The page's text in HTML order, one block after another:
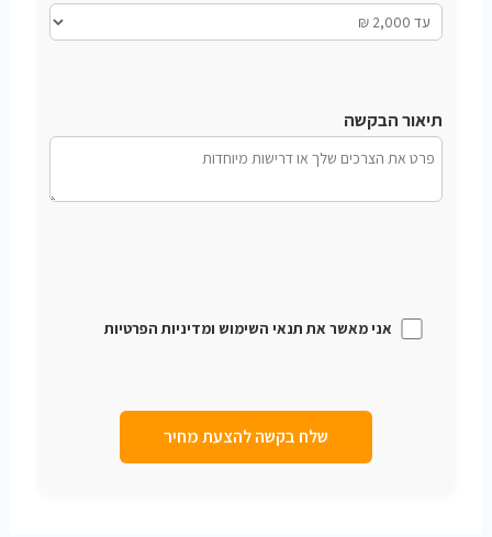
תיאור הבקשה
אני מאשר את תנאי השימוש ומדיניות הפרטיות